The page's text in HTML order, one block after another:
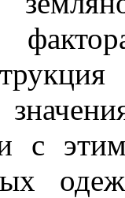
с